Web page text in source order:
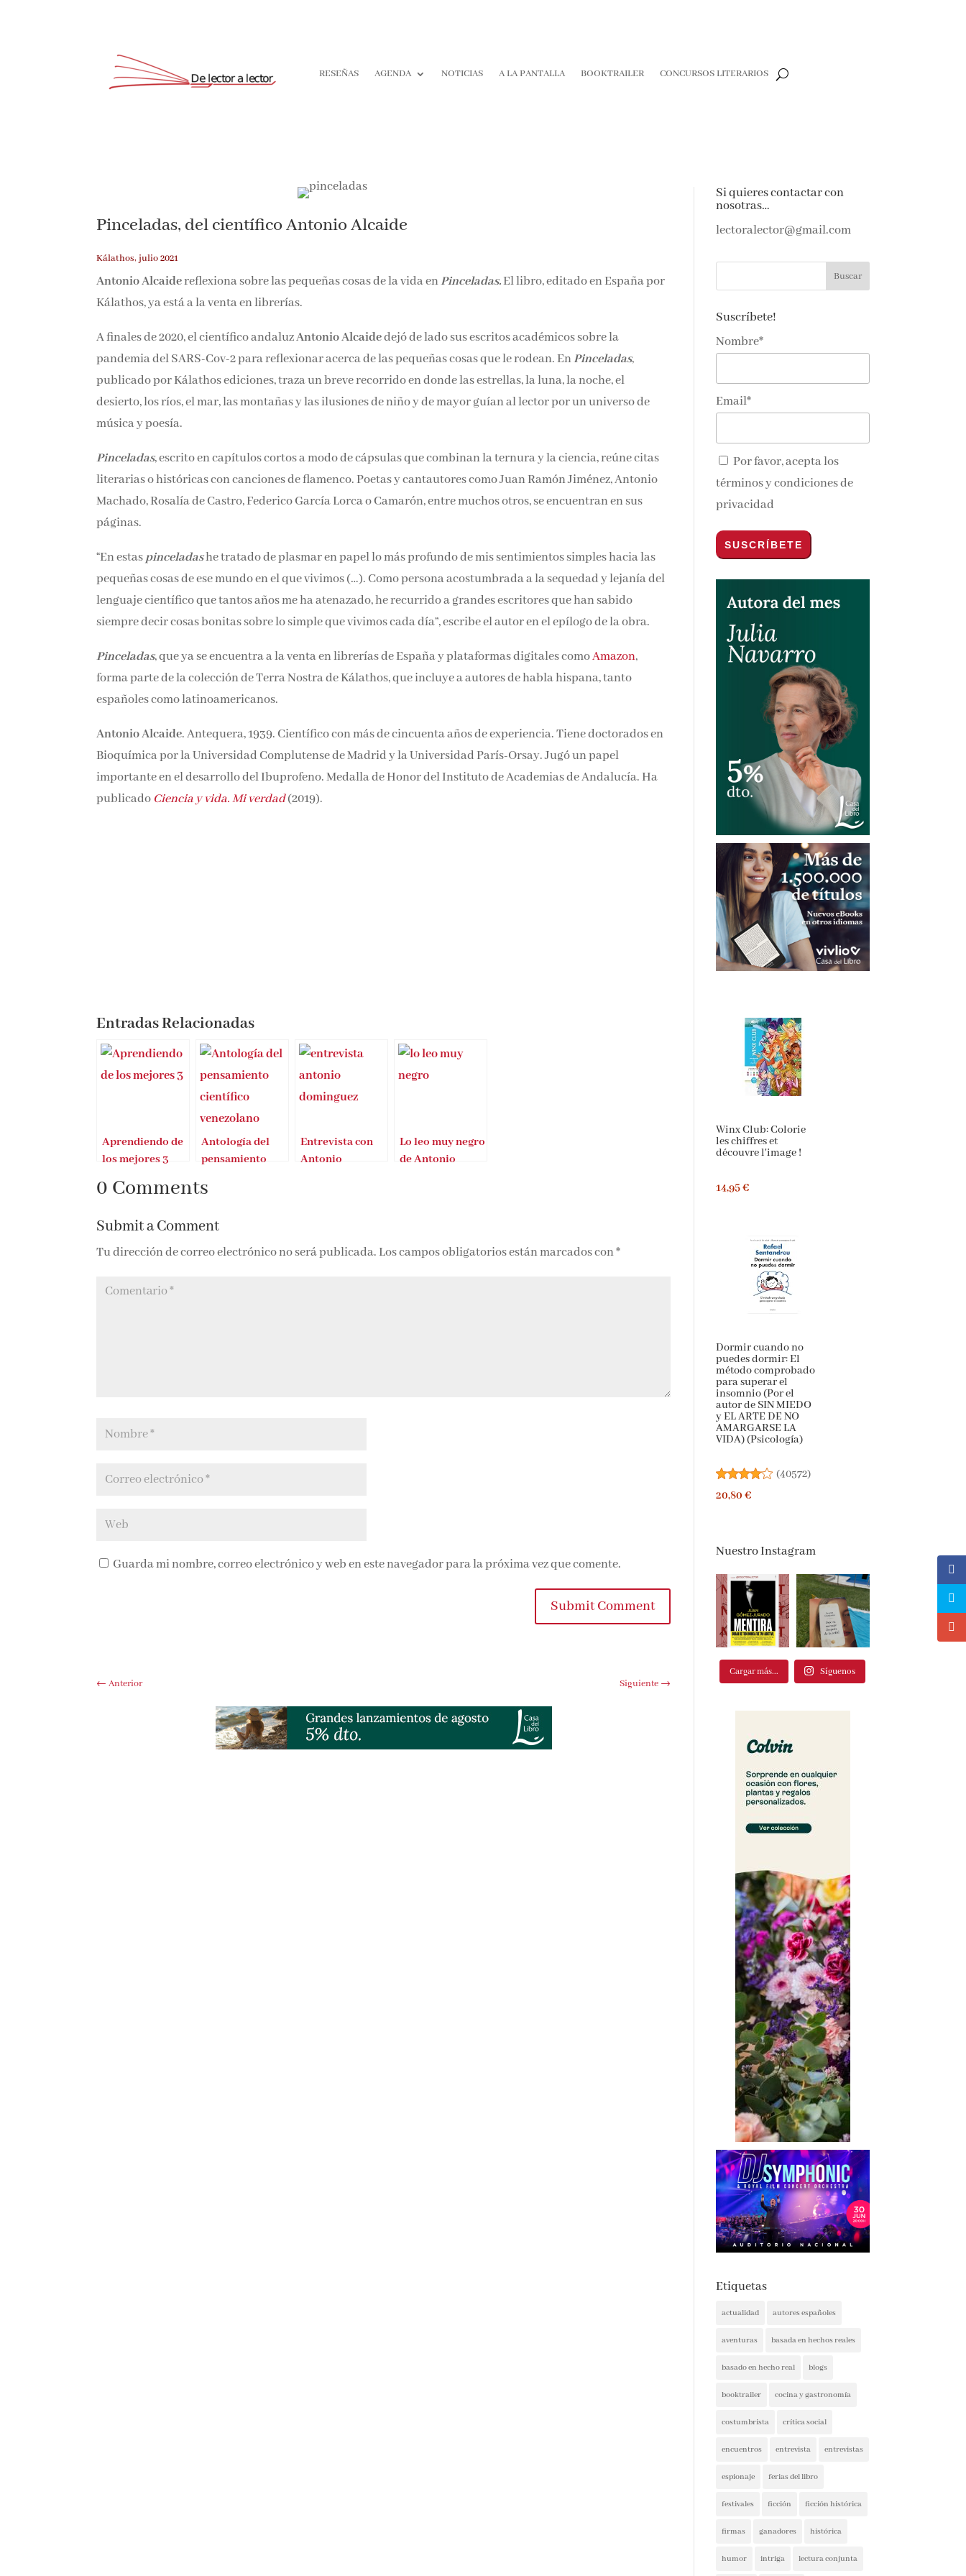
RESEÑAS AGENDA NOTICIAS A LA PANTALLA BOOKTRAILER CONCURSOS LITERARIOS
Pinceladas, del científico Antonio Alcaide
Kálathos, julio 2021
Antonio Alcaidereflexiona sobre las pequeñas cosas de la vida enPinceladas.El libro, editado en España
por Kálathos, ya está a la venta en librerías.
A finales de 2020, el científico andaluzAntonio Alcaidedejó de lado sus escritos académicos sobre la
pandemia del SARS-Cov-2 para reflexionar acerca de las pequeñas cosas que le rodean. EnPinceladas,
publicado por Kálathos ediciones, traza un breve recorrido en donde las estrellas, la luna, la noche, el
desierto, los ríos, el mar, las montañas y las ilusiones de niño y de mayor guían al lector por un universo de
música y poesía.
Pinceladas, escrito en capítulos cortos a modo de cápsulas que combinan la ternura y la ciencia, reúne citas
literarias o históricas con canciones de flamenco. Poetas y cantautores como Juan Ramón Jiménez, Antonio
Machado, Rosalía de Castro, Federico García Lorca o Camarón, entre muchos otros, se encuentran en sus
páginas.
“En estaspinceladashe tratado de plasmar en papel lo más profundo de mis sentimientos simples hacia las
pequeñas cosas de ese mundo en el que vivimos (…). Como persona acostumbrada a la sequedad y lejanía
del lenguaje científico que tantos años me ha atenazado, he recurrido a grandes escritores que han sabido
siempre decir cosas bonitas sobre lo simple que vivimos cada día”, escribe el autor en el epílogo de la obra.
Pinceladas, que ya se encuentra a la venta en librerías de España y plataformas digitales comoAmazon,
forma parte de la colección de Terra Nostra de Kálathos, que incluye a autores de habla hispana, tanto
españoles como latinoamericanos.
Antonio Alcaide. Antequera, 1939. Científico con más de cincuenta años de experiencia. Tiene doctorados en
Bioquímica por la Universidad Complutense de Madrid y la Universidad París-Orsay. Jugó un papel
importante en el desarrollo del Ibuprofeno. Medalla de Honor del Instituto de Academias de Andalucía. Ha
publicado Ciencia y vida. Mi verdad(2019).
Entradas Relacionadas
Aprendiendo de
los mejores 3
Alcaide
Antología del
pensamiento
venezolano
Entrevista con
Antonio
Lo leo muy negro
de Antonio
0 Comments
Submit a Comment
Tu dirección de correo electrónico no será publicada.Los campos obligatorios están marcados con*
Guarda mi nombre, correo electrónico y web en este navegador para la próxima vez que comente.
Submit Comment
← Anterior Siguiente→
Si quieres contactar con
nosotras…
lectoralector@gmail.com
Suscríbete!
Nombre*
Email*
Por favor, acepta los
términos y condiciones de
privacidad
Winx Club: Colorie
les chiffres et
découvre l'image !
Dormir cuando no
puedes dormir: El
método comprobado
para superar el
insomnio (Por el
autor de SIN MIEDO
y EL ARTE DE NO
AMARGARSE LA
VIDA) (Psicología)
40572
20,80 €
Nuestro Instagram
Cargar más... Síguenos
Nombre*
Email*
Por favor, acepta lostérminos y
condiciones de privacidad